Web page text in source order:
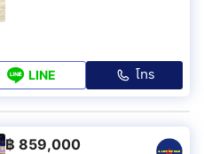
LINE โทร
฿ 859,000